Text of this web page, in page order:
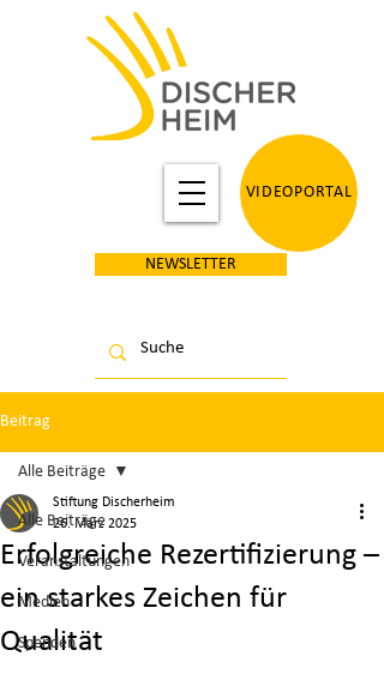
VIDEOPORTAL
NEWSLETTER
Beitrag
Alle Beiträge
Veranstaltungen
Medien
Spenden
Alle Beiträge
Erfolgreiche Rezertifizierung –
ein starkes Zeichen für
Qualität
Stiftung Discherheim
26. März 2025